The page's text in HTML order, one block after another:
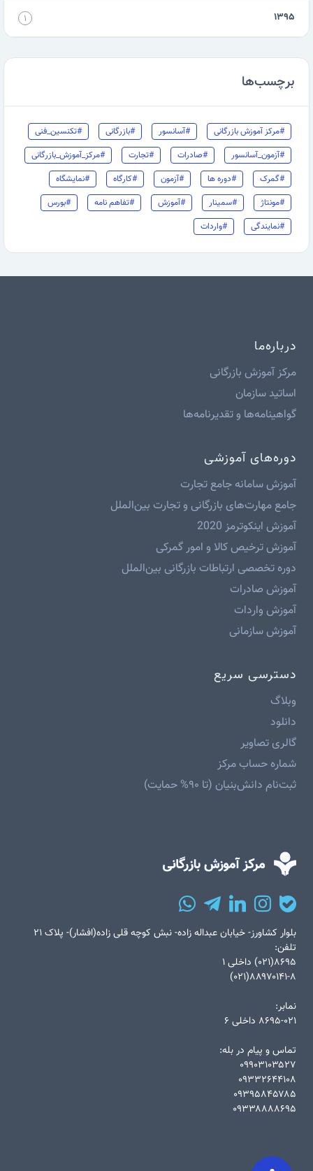
۱۳۹۵ ۱
برچسب‌ها
#مرکز آموزش بازرگانی #آسانسور #بازرگانی
#تکنسین_فنی
#آزمون_آسانسور
#صادرات #تجارت
#مرکز_آموزش_بازرگانی
#گمرک
#دوره ها #آزمون #کارگاه
#نمایشگاه
#مونتاژ
#سمینار #آموزش #تفاهم نامه
#بورس
#نمایندگی
#واردات
درباره‌ما
مرکز آموزش بازرگانی
اساتید سازمان
گواهینامه‌ها و تقدیرنامه‌ها
دوره‌های آموزشی
آموزش سامانه جامع تجارت
جامع مهارت‌های بازرگانی و تجارت بین‌الملل
آموزش اینکوترمز 2020
آموزش ترخیص کالا و امور گمرکی
دوره تخصصی ارتباطات بازرگانی بین‌الملل
آموزش صادرات
آموزش واردات
آموزش سازمانی
دسترسی سریع
وبلاگ
دانلود
گالری تصاویر
شماره حساب مرکز
ثبت‌نام دانش‌بنیان (تا ۹۰% حمایت)
بلوار کشاورز- خیابان عبداله زاده- نبش کوچه قلی زاده(افشار)- پلاک ۲۱
تلفن:
۸۶۹۵(۰۲۱) داخلی ۱
۸۸۹۷۰۱۴۱-۸(۰۲۱)
نمابر:
۸۶۹۵-۰۲۱ داخلی ۶
تماس و پیام در بله:
۰۹۹۰۳۱۰۳۵۲۷
۰۹۳۳۲۶۴۴۱۰۸
۰۹۳۹۵۸۴۵۷۸۵
۰۹۳۳۸۸۸۸۶۹۵